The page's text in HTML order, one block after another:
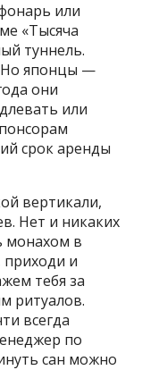
или
«Тысяча
туннель.
Но японцы —
они
или
срок аренды
вертикали,
Нет и никаких
монахом в
приходи и
тебя за
ритуалов.
всегда
по
сан можно